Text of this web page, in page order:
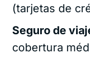
(tarjetas de
Seguro de
cobertura